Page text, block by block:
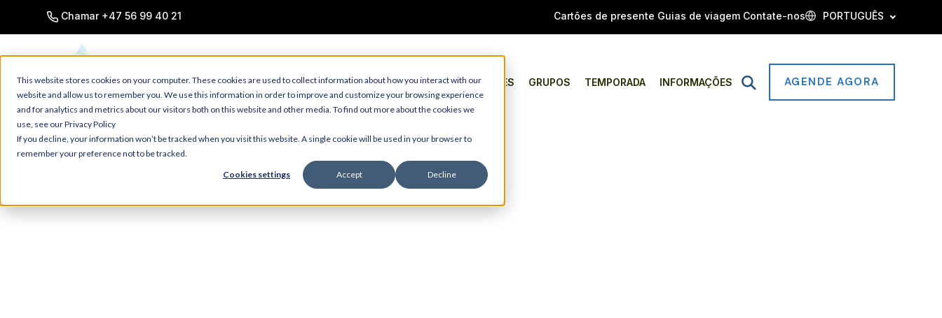
This website stores cookies on your computer. These cookies are used to collect information about how you interact with our
website and allow us to remember you. We use this information in order to improve and customize your browsing experience
and for analytics and metrics about our visitors both on this website and other media. To find out more about the cookies we
use, see our Privacy Policy
If you decline, your information won’t be tracked when you visit this website. A single cookie will be used in your browser to
remember your preference not to be tracked.
Cookies settings Accept Decline
Chamar +47 56 99 40 21 Cartões de presente Guias de viagem Contate-nos PORTUGUÊS
TIPO ATIVIDADES GRUPOS TEMPORADA INFORMAÇÕES
Open
Search
AGENDE AGORA
ESPORTES AQUÁTICOS FLUVIAIS EM VOSS
Voss é o berço dos esportes aquáticos fluviais na Noruega